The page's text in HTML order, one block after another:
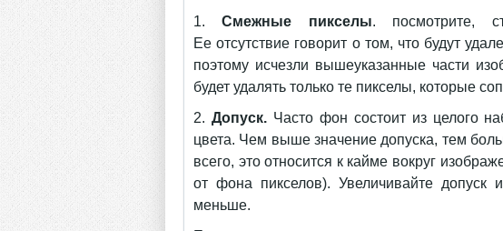
1.Смежные пикселы. посмотрите,
Ее отсутствие говорит о том, что будут
поэтому исчезли вышеуказанные части
будет удалять только те пикселы, которые
2. Допуск.Часто фон состоит из целого
цвета. Чем выше значение допуска, тем
всего, это относится к кайме вокруг
от фона пикселов). Увеличивайте
меньше.